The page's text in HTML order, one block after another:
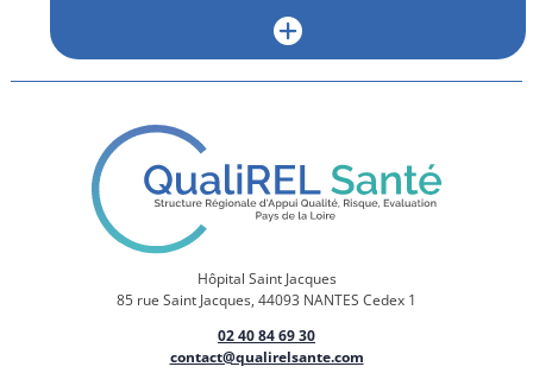
Hôpital Saint Jacques
85 rue Saint Jacques, 44093 NANTES Cedex 1
02 40 84 69 30
contact@qualirelsante.com